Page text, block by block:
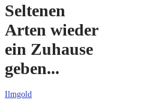
Seltenen
Arten wieder
ein Zuhause
geben...
Ilmgold